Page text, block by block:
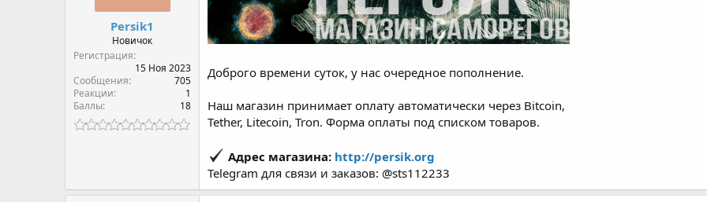
Persik1
Новичок
Регистрация
15 Ноя 2023
Сообщения
705
Реакции
1
Баллы
18
Доброго времени суток, у нас очередное пополнение.
Наш магазин принимает оплату автоматически через Bitcoin,
Tether, Litecoin, Tron. Форма оплаты под списком товаров.
Адрес магазина: http://persik.org
Telegram для связи и заказов: @sts112233